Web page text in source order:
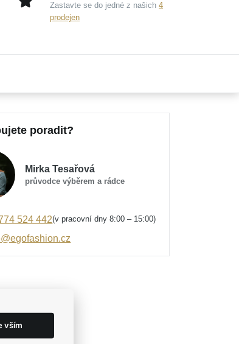
Zastavte se do jedné z našich 4
prodejen
poradit?
Mirka Tesařová
průvodce výběrem a rádce
524 442(v pracovní dny 8:00 – 15:00)
vším